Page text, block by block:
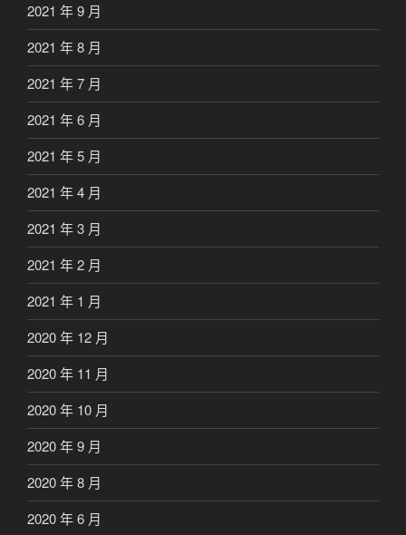
2021 年 9 月
2021 年 8 月
2021 年 7 月
2021 年 6 月
2021 年 5 月
2021 年 4 月
2021 年 3 月
2021 年 2 月
2021 年 1 月
2020 年 12 月
2020 年 11 月
2020 年 10 月
2020 年 9 月
2020 年 8 月
2020 年 6 月